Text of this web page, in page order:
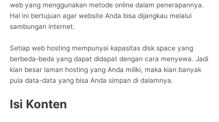
web yang menggunakan metode online dalam penerapannya.
Hal ini bertujuan agar website Anda bisa dijangkau melalui
sambungan internet.
Setiap web hosting mempunyai kapasitas disk space yang
berbeda-beda yang dapat didapat dengan cara menyewa. Jadi
kian besar laman hosting yang Anda miliki, maka kian banyak
pula data-data yang bisa Anda simpan di dalamnya.
Isi Konten